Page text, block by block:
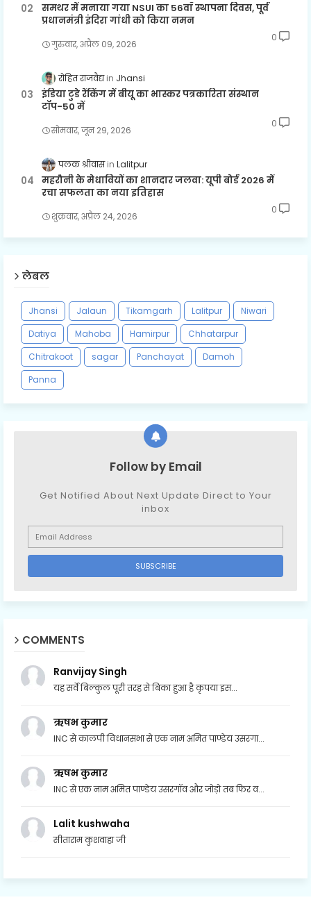
समथर में मनाया गया NSUI का 56वाँ स्थापना दिवस, पूर्व
प्रधानमंत्री इंदिरा गांधी को किया नमन
गुरुवार, अप्रैल 09, 2026
0
रोहित राजवैद्य Jhansi
इंडिया टुडे रैंकिंग में बीयू का भास्कर पत्रकारिता संस्थान
टॉप-50 में
सोमवार, जून 29, 2026
0
पलक श्रीवास Lalitpur
महरौनी के मेधावियों का शानदार जलवा: यूपी बोर्ड 2026 में
रचा सफलता का नया इतिहास
शुक्रवार, अप्रैल 24, 2026
0
लेबल
Jhansi Jalaun Tikamgarh Lalitpur
Niwari
Datiya
Mahoba Hamirpur
Chhatarpur
Chitrakoot
sagar Panchayat
Damoh
Panna
Follow by Email
Get Notified About Next Update Direct to Your
inbox
COMMENTS
Ranvijay Singh
यह सर्वे बिल्कुल पूरी तरह से बिका हुआ है कृपया इस...
ऋषभ कुमार
INC से कालपी विधानसभा से एक नाम अमित पाण्डेय उसरगा...
ऋषभ कुमार
INC से एक नाम अमित पाण्डेय उसरगॉव और जोड़ो तब फिर व...
Lalit kushwaha
सीताराम कुशवाहा जी